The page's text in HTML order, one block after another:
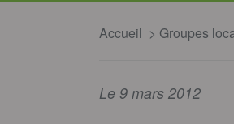
Accueil Groupes
Le 9 mars 2012